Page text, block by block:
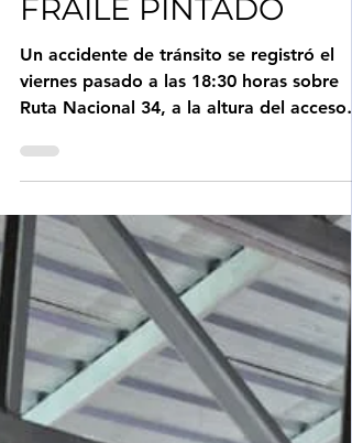
HOSPITALIZADA EN
FRAILE PINTADO
Un accidente de tránsito se registró el
informe de la Unidad Regional 4, un
camión de gran porte que circulaba en
sentido sur-norte colisionó con una
motocicleta. "El motovehículo era
conducido por una persona de sexo
femenino. Producto del impacto, la
cae pesadamente sobre la cinta
indicó el Oficial Municipal Carlos Vallejos.
Personal del S